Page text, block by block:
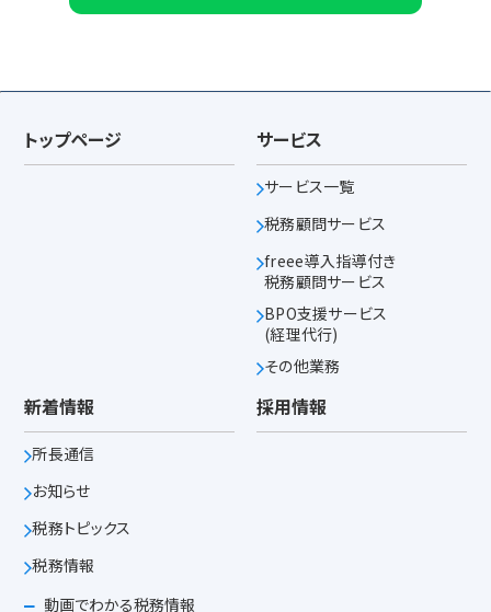
トップページ サービス
サービス一覧
税務顧問サービス
freee導入指導付き
税務顧問サービス
BPO支援サービス
(経理代行)
その他業務
新着情報
所長通信
お知らせ
税務トピックス
税務情報
採用情報
動画でわかる税務情報